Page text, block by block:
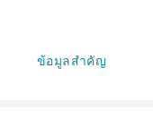
ข้อมูลสำคัญ